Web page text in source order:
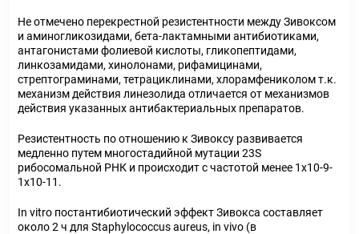
Не отмечено перекрестной резистентности между Зивоксом
и аминогликозидами, бета-лактамными антибиотиками,
антагонистами фолиевой кислоты, гликопептидами,
линкозамидами, хинолонами, рифамицинами,
стрептограминами, тетрациклинами, хлорамфениколом т.к.
механизм действия линезолида отличается от механизмов
действия указанных антибактериальных препаратов.
Резистентность по отношению к Зивоксу развивается
медленно путем многостадийной мутации 23S
рибосомальной РНК и происходит с частотой менее 1х10-9-
1х10-11 .
In vitro постантибиотический эффект Зивокса составляет
около 2 ч для Staphylococcus aureus, in vivo (в